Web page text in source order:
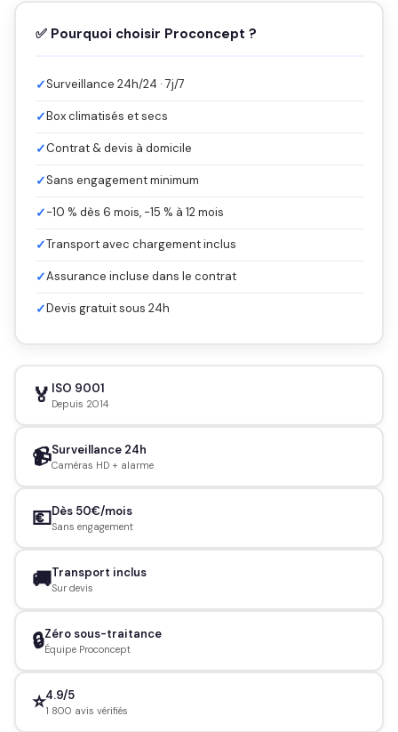
✅ Pourquoi choisir Proconcept ?
✓Surveillance 24h/24 · 7j/7
✓Box climatisés et secs
✓Contrat & devis à domicile
✓Sans engagement minimum
✓-10 % dès 6 mois, -15 % à 12 mois
✓Transport avec chargement inclus
✓Assurance incluse dans le contrat
✓Devis gratuit sous 24h
🏅 ISO 9001
Depuis 2014
📹Surveillance 24h
Caméras HD + alarme
💶Dès 50€/mois
Sans engagement
🚚Transport inclus
Sur devis
🔒Zéro sous-traitance
Équipe Proconcept
⭐4.9/5
1 800 avis vérifiés